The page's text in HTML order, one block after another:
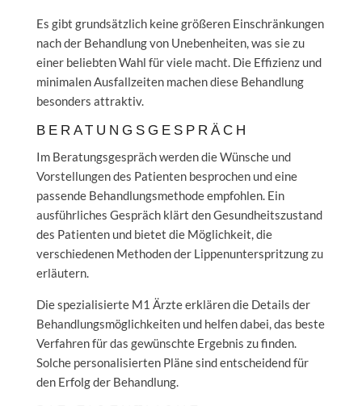
Es gibt grundsätzlich keine größeren Einschränkungen
nach der Behandlung von Unebenheiten, was sie zu
einer beliebten Wahl für viele macht. Die Effizienz und
minimalen Ausfallzeiten machen diese Behandlung
besonders attraktiv.
BERATUNGSGESPRÄCH
Im Beratungsgespräch werden die Wünsche und
Vorstellungen des Patienten besprochen und eine
passende Behandlungsmethode empfohlen. Ein
ausführliches Gespräch klärt den Gesundheitszustand
des Patienten und bietet die Möglichkeit, die
verschiedenen Methoden der Lippenunterspritzung zu
erläutern.
Die spezialisierte M1 Ärzte erklären die Details der
Behandlungsmöglichkeiten und helfen dabei, das beste
Verfahren für das gewünschte Ergebnis zu finden.
Solche personalisierten Pläne sind entscheidend für
den Erfolg der Behandlung.